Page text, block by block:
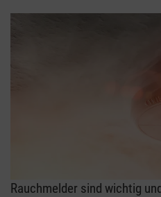
Rauchmelder sind wichtig